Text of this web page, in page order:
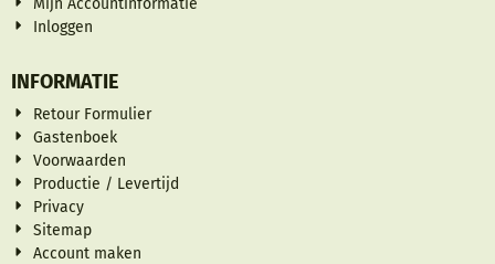
Inloggen
INFORMATIE
Retour Formulier
Gastenboek
Voorwaarden
Productie / Levertijd
Privacy
Sitemap
Account maken